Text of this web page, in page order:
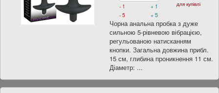
+ 1
- 1
- 5
+ 5
для купівлі
Чорна анальна пробка з дуже
сильною 5-рівневою вібрацією,
регульованою натисканням
кнопки. Загальна довжина прибл.
15 см, глибина проникнення 11 см.
Діаметр: ...